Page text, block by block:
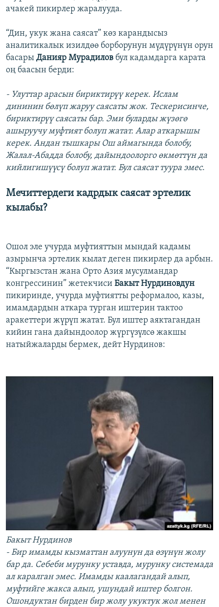
ачакей пикирлер жаралууда.
“Дин, укук жана саясат” көз карандысыз
аналитикалык изилдөө борборунун мүдүрүнүн орун
басары Данияр Мурадилов бул кадамдарга карата
оң баасын берди:
- Улуттар арасын бириктирүү керек. Ислам
дининин бөлүп жаруу саясаты жок. Тескерисинче,
бириктирүү саясаты бар. Эми буларды жүзөгө
ашыруучу муфтият болуп жатат. Алар аткарышы
керек. Андан тышкары Ош аймагында болобу,
Жалал-Абадда болобу, дайындоолорго өкмөттүн да
кийлигишүүсү болуп жатат. Бул саясат туура эмес.
Мечиттердеги кадрдык саясат эртелик
кылабы?
Ошол эле учурда муфтияттын мындай кадамы
азырынча эртелик кылат деген пикирлер да арбын.
“Кыргызстан жана Орто Азия мусулмандар
конгрессинин” жетекчиси Бакыт Нурдиновдун
пикиринде, учурда муфтиятты реформалоо, казы,
имамдардын аткара турган иштерин тактоо
аракеттери жүрүп жатат. Бул иштер аяктагандан
кийин гана дайындоолор жүргүзүлсө жакшы
натыйжаларды бермек, дейт Нурдинов:
Бакыт Нурдинов
- Бир имамды кызматтан алуунун да өзүнүн жолу
бар да. Себеби мурунку уставда, мурунку системада
ал каралган эмес. Имамды каалагандай алып,
муфтийге жакса алып, ушундай иштер болгон.
Ошондуктан бирден бир жолу укуктук жол менен